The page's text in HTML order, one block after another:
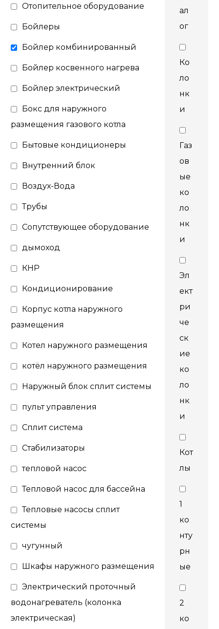
Отопительное оборудование
Бойлеры
Бойлер комбинированный
Бойлер косвенного нагрева
Бойлер электрический
Бокс для наружного
размещения газового котла
Бытовые кондиционеры
Внутренний блок
Воздух-Вода
Трубы
Сопутствующее оборудование
дымоход
КНР
Кондиционирование
Корпус котла наружного
размещения
Котел наружного размещения
котёл наружного размещения
Наружный блок сплит системы
пульт управления
Сплит система
Стабилизаторы
тепловой насос
Тепловой насос для бассейна
Тепловые насосы сплит
системы
чугунный
Шкафы наружного размещения
Электрический проточный
водонагреватель (колонка
электрическая)
ал
ог
Ко
ло
нк
и
Газ
ов
ые
ко
ло
нк
и
Эл
ект
ри
че
ск
ие
ко
ло
нк
и
Кот
лы
1
ко
нту
рн
ые
2
ко